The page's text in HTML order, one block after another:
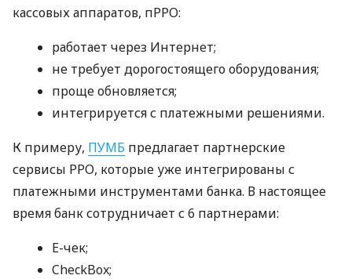
кассовых аппаратов, пРРО:
работает через Интернет;
не требует дорогостоящего оборудования;
проще обновляется;
интегрируется с платежными решениями.
К примеру, ПУМБ предлагает партнерские
сервисы РРО, которые уже интегрированы с
платежными инструментами банка. В настоящее
время банк сотрудничает с 6 партнерами:
E-чек;
CheckBox;